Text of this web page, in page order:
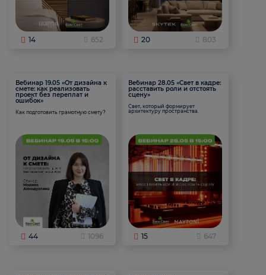
14 652 20 803
Вебинар 19.05 «От дизайна к
смете: как реализовать
проект без переплат и
ошибок»
Как подготовить грамотную смету?
44 1096
Вебинар 28.05 «Свет в кадре:
расставить роли и отстоять
сцену»
Свет, который формирует
архитектуру пространства.
15 647